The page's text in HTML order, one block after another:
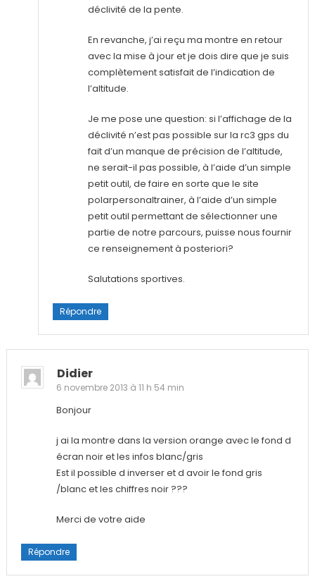
déclivité de la pente.
En revanche, j’ai reçu ma montre en retour
avec la mise à jour et je dois dire que je suis
complètement satisfait de l’indication de
l’altitude.
Je me pose une question: si l’affichage de la
déclivité n’est pas possible sur la rc3 gps du
fait d’un manque de précision de l’altitude,
ne serait-il pas possible, à l’aide d’un simple
petit outil, de faire en sorte que le site
polarpersonaltrainer, à l’aide d’un simple
petit outil permettant de sélectionner une
partie de notre parcours, puisse nous fournir
ce renseignement à posteriori?
Salutations sportives.
Répondre
Didier
6 novembre 2013 à 11 h 54 min
Bonjour
j ai la montre dans la version orange avec le fond d
écran noir et les infos blanc/gris
Est il possible d inverser et d avoir le fond gris
/blanc et les chiffres noir ???
Merci de votre aide
Répondre